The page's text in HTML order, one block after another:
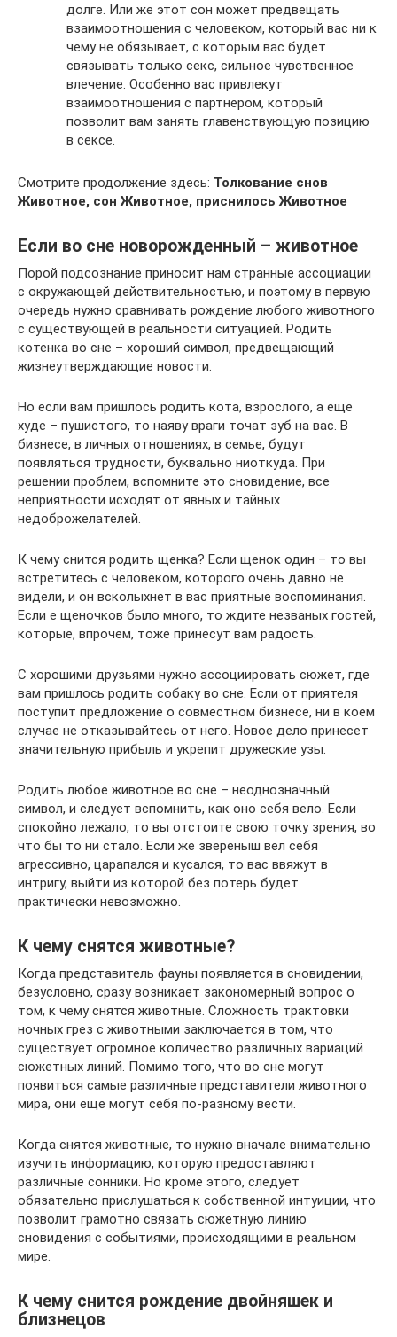
долге. Или же этот сон может предвещать
взаимоотношения с человеком, который вас ни к
чему не обязывает, с которым вас будет
связывать только секс, сильное чувственное
влечение. Особенно вас привлекут
взаимоотношения с партнером, который
позволит вам занять главенствующую позицию
в сексе.
Смотрите продолжение здесь: Толкование снов
Животное, сон Животное, приснилось Животное
Если во сне новорожденный – животное
Порой подсознание приносит нам странные ассоциации
с окружающей действительностью, и поэтому в первую
очередь нужно сравнивать рождение любого животного
с существующей в реальности ситуацией. Родить
котенка во сне – хороший символ, предвещающий
жизнеутверждающие новости.
Но если вам пришлось родить кота, взрослого, а еще
худе – пушистого, то наяву враги точат зуб на вас. В
бизнесе, в личных отношениях, в семье, будут
появляться трудности, буквально ниоткуда. При
решении проблем, вспомните это сновидение, все
неприятности исходят от явных и тайных
недоброжелателей.
К чему снится родить щенка? Если щенок один – то вы
встретитесь с человеком, которого очень давно не
видели, и он всколыхнет в вас приятные воспоминания.
Если е щеночков было много, то ждите незваных гостей,
которые, впрочем, тоже принесут вам радость.
С хорошими друзьями нужно ассоциировать сюжет, где
вам пришлось родить собаку во сне. Если от приятеля
поступит предложение о совместном бизнесе, ни в коем
случае не отказывайтесь от него. Новое дело принесет
значительную прибыль и укрепит дружеские узы.
Родить любое животное во сне – неоднозначный
символ, и следует вспомнить, как оно себя вело. Если
спокойно лежало, то вы отстоите свою точку зрения, во
что бы то ни стало. Если же звереныш вел себя
агрессивно, царапался и кусался, то вас ввяжут в
интригу, выйти из которой без потерь будет
практически невозможно.
К чему снятся животные?
Когда представитель фауны появляется в сновидении,
безусловно, сразу возникает закономерный вопрос о
том, к чему снятся животные. Сложность трактовки
ночных грез с животными заключается в том, что
существует огромное количество различных вариаций
сюжетных линий. Помимо того, что во сне могут
появиться самые различные представители животного
мира, они еще могут себя по-разному вести.
Когда снятся животные, то нужно вначале внимательно
изучить информацию, которую предоставляют
различные сонники. Но кроме этого, следует
обязательно прислушаться к собственной интуиции, что
позволит грамотно связать сюжетную линию
сновидения с событиями, происходящими в реальном
мире.
К чему снится рождение двойняшек и
близнецов